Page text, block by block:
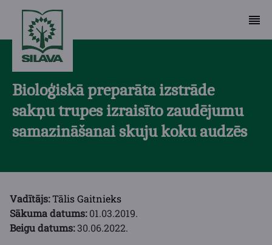
Bioloģiskā preparāta izstrāde
sakņu trupes izraisīto zaudējumu
samazināšanai skuju koku audzēs
Vadītājs:Tālis Gaitnieks
Sākuma datums:01.03.2019.
Beigu datums:30.06.2022.